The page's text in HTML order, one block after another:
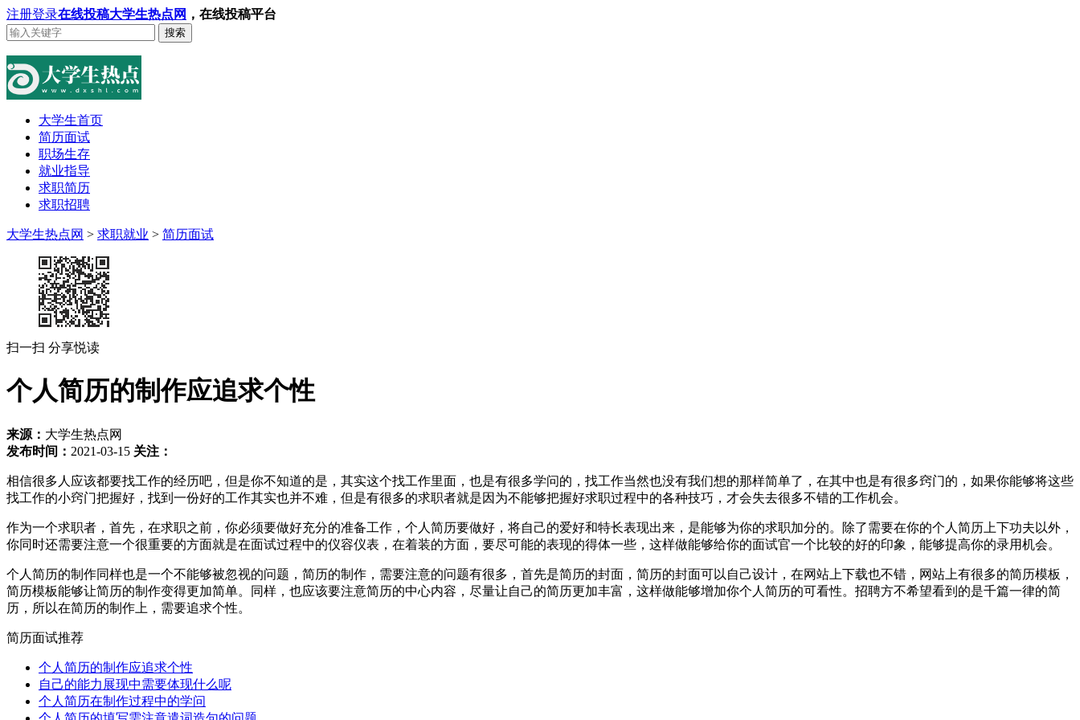
注册登录在线投稿大学生热点网 ，在线投稿平台
搜索
大学生首页
简历面试
职场生存
就业指导
求职简历
求职招聘
大学生热点网 > 求职就业 > 简历面试
扫一扫 分享悦读
个人简历的制作应追求个性
来源： 大学生热点网
发布时间： 2021-03-15 关注：
相信很多人应该都要找工作的经历吧，但是你不知道的是，其实这个找工作里面，也是有很多学问的，找工作当然也没有我们想的那样简单了，在其中也是有很多窍门的，如果你能够将这些
找工作的小窍门把握好，找到一份好的工作其实也并不难，但是有很多的求职者就是因为不能够把握好求职过程中的各种技巧，才会失去很多不错的工作机会。
作为一个求职者，首先，在求职之前，你必须要做好充分的准备工作，个人简历要做好，将自己的爱好和特长表现出来，是能够为你的求职加分的。除了需要在你的个人简历上下功夫以外，
你同时还需要注意一个很重要的方面就是在面试过程中的仪容仪表，在着装的方面，要尽可能的表现的得体一些，这样做能够给你的面试官一个比较的好的印象，能够提高你的录用机会。
个人简历的制作同样也是一个不能够被忽视的问题，简历的制作，需要注意的问题有很多，首先是简历的封面，简历的封面可以自己设计，在网站上下载也不错，网站上有很多的简历模板，
简历模板能够让简历的制作变得更加简单。同样，也应该要注意简历的中心内容，尽量让自己的简历更加丰富，这样做能够增加你个人简历的可看性。招聘方不希望看到的是千篇一律的简
历，所以在简历的制作上，需要追求个性。
简历面试推荐
个人简历的制作应追求个性
自己的能力展现中需要体现什么呢
个人简历在制作过程中的学问